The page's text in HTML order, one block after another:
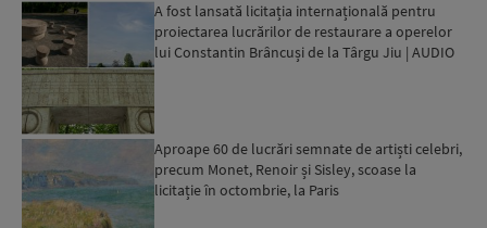
A fost lansată licitația internațională pentru
proiectarea lucrărilor de restaurare a operelor
lui Constantin Brâncuși de la Târgu Jiu | AUDIO
Aproape 60 de lucrări semnate de artiști celebri,
precum Monet, Renoir și Sisley, scoase la
licitație în octombrie, la Paris